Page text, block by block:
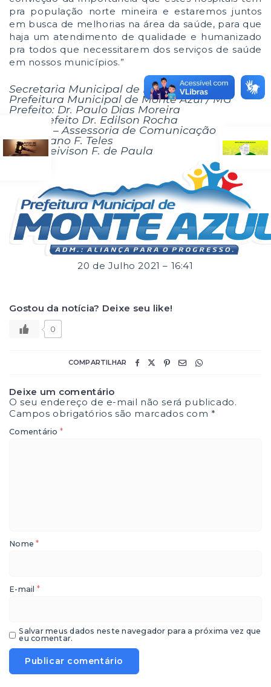
pra população norte mineira e estaremos juntos
em busca de melhorias na área da saúde, para que
haja um atendimento de qualidade e humanizado
pra todos que necessitarem dos serviços de saúde
em nossos municípios.”
Secretaria Municipal de Meio Ambiente
Prefeitura Municipal de Monte Azul / MG
Prefeito: Dr. Paulo Dias Moreira
Vice-prefeito Dr. Edilson Rocha
ASCOM – Assessoria de Comunicação
Por Juliano F. Teles
Fotos Deivison F. de Paula
20 de Julho 2021 – 16:41
Gostou da notícia? Deixe seu like!
0
COMPARTILHAR
Deixe um comentário
O seu endereço de e-mail não será publicado.
Campos obrigatórios são marcados com*
Comentário *
Nome*
E-mail *
Salvar meus dados neste navegador para a próxima vez que
eu comentar.